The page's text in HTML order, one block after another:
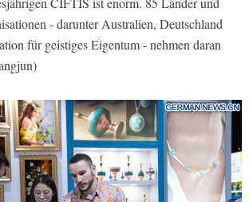
- darunter Australien, Deutschland
für geistiges Eigentum - nehmen daran